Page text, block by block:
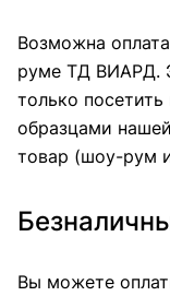
Возможна
руме ТД ВИАРД.
только
образцами
товар (шоу-рум
Вы можете